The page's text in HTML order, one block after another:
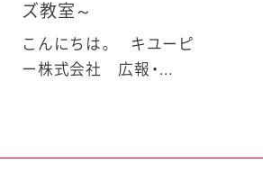
ズ教室～
こんにちは。 キユーピ
ー株式会社 広報・...